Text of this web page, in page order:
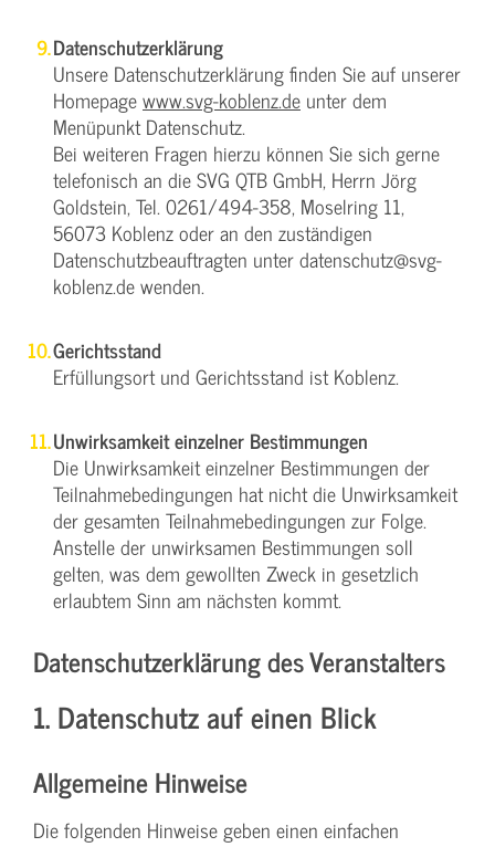
Datenschutzerklärung
Unsere Datenschutzerklärung finden Sie auf unserer
Homepagewww.svg-koblenz.de unter dem
Menüpunkt Datenschutz.
Bei weiteren Fragen hierzu können Sie sich gerne
telefonisch an die SVG QTB GmbH, Herrn Jörg
Goldstein, Tel. 0261/494-358, Moselring 11,
56073 Koblenz oder an den zuständigen
Datenschutzbeauftragten unter datenschutz@svg-
koblenz.de wenden.
Gerichtsstand
Erfüllungsort und Gerichtsstand ist Koblenz.
Unwirksamkeit einzelner Bestimmungen
Die Unwirksamkeit einzelner Bestimmungen der
Teilnahmebedingungen hat nicht die Unwirksamkeit
der gesamten Teilnahmebedingungen zur Folge.
Anstelle der unwirksamen Bestimmungen soll
gelten, was dem gewollten Zweck in gesetzlich
erlaubtem Sinn am nächsten kommt.
Datenschutzerklärung des Veranstalters
1. Datenschutz auf einen Blick
Allgemeine Hinweise
Die folgenden Hinweise geben einen einfachen